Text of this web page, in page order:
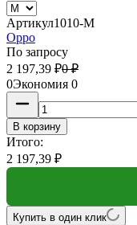
Артикул1010-M
Oppo
По запросу
2 197,39 ₽0 ₽
0Экономия 0
В корзину
Итого:
2 197,39 ₽
Купить в один клик